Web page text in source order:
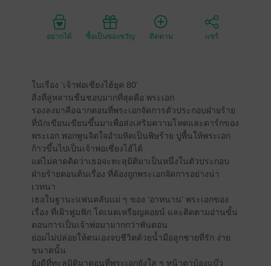
อยากได้ ซื้อเป็นของขวัญ ติดตาม แชร์
ในเรื่อง ‘เจ้าพ่อเซี่ยงไฮ้ยุค 80’
สิ่งที่ลู่หลานชื่นชอบมากที่สุดคือ พระเอก
รองลงมาคือฉากตอนที่พระเอกจัดการตัวประกอบฝ่ายร้าย
ที่นักเขียนเขียนขึ้นมาเพื่อส่งเสริมความโหดและดาร์กของ
พระเอก พอกพูนจิตใจอำมหิตเป็นพิษร้าย ปูพื้นให้พระเอก
ก้าวขึ้นไปเป็นเจ้าพ่อเซี่ยงไฮ้ได้
แต่ไม่คาดคิดว่าเธอจะทะลุมิติมาเป็นหนึ่งในตัวประกอบ
ฝ่ายร้ายตอนต้นเรื่อง ที่ต้องถูกพระเอกจัดการอย่างน่า
เวทนา
เธอในฐานะแฟนคลับแม่ ๆ ของ ‘อาหนาน’ พระเอกของ
เรื่อง ที่เฝ้าฟูมฟัก โดเนตเหรียญคอยน์ และติดตามอ่านขั้น
ตอนการเป็นเจ้าพ่อมามากกว่าพันตอน
ย่อมไม่ปล่อยให้ตนเองจบชีวิตด้วยน้ำมือลูกชายที่รัก ง่าย
ขนาดนั้น
ยังดีที่ทะลุมิติมาตอนที่พระเอกยังใส ๆ หน้าตาบ้องแบ๊ว